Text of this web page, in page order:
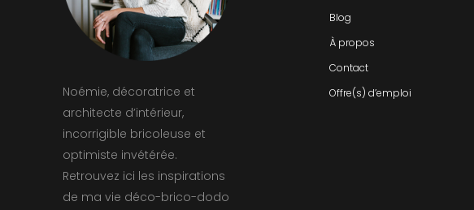
Noémie, décoratrice et
architecte d’intérieur,
incorrigible bricoleuse et
optimiste invétérée.
Retrouvez ici les inspirations
de ma vie déco-brico-dodo
Blog
À propos
Contact
Offre(s) d’emploi